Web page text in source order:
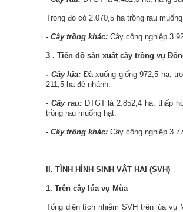
Trong đó có 2.070,5 ha trồng rau
- Cây trồng khác: Cây công nghiệp
3 . Tiến độ sản xuất cây trồng vụ
- Cây lúa: Đã xuống giống 972,5 ha,
211,5 ha đẻ nhánh.
- Cây rau:DTGT là 2.852,4 ha, thấp
trồng rau muống hạt.
- Cây trồng khác: Cây công nghiệp
II. TÌNH HÌNH SINH VẬT HẠI (SVH)
1. Trên cây lúa vụ Mùa
Tổng diện tích nhiễm SVH trên lúa vụ